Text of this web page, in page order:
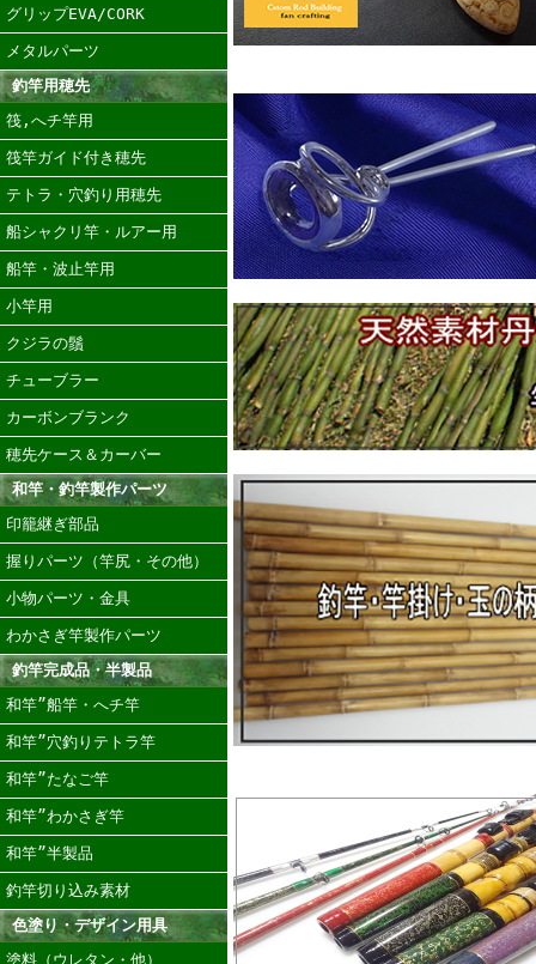
グリップEVA/CORK
メタルパーツ
釣竿用穂先
筏,へチ竿用
筏竿ガイド付き穂先
テトラ・穴釣り用穂先
船シャクリ竿・ルアー用
船竿・波止竿用
小竿用
クジラの鬚
チューブラー
カーボンブランク
穂先ケース＆カーバー
和竿・釣竿製作パーツ
印籠継ぎ部品
握りパーツ（竿尻・その他）
小物パーツ・金具
わかさぎ竿製作パーツ
釣竿完成品・半製品
和竿”船竿・へチ竿
和竿”穴釣りテトラ竿
和竿”たなご竿
和竿”わかさぎ竿
和竿”半製品
釣竿切り込み素材
色塗り・デザイン用具
塗料（ウレタン・他）